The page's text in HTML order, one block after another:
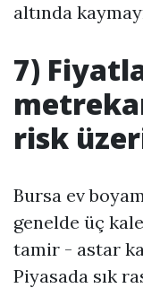
altında
7)
risk
Bursa ev
genelde üç
tamir - astar
Piyasada sık